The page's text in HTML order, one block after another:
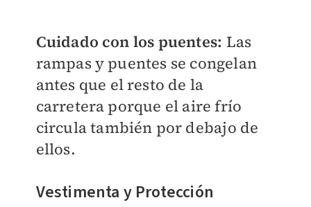
Cuidado con los puentes: Las
rampas y puentes se congelan
antes que el resto de la
carretera porque el aire frío
circula también por debajo de
ellos.
Vestimenta y Protección